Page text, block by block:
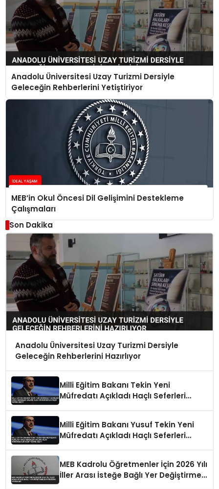
Anadolu Üniversitesi Uzay Turizmi Dersiyle
Geleceğin Rehberlerini Yetiştiriyor
MEB’in Okul Öncesi Dil Gelişimini Destekleme
Çalışmaları
Son Dakika
Anadolu Üniversitesi Uzay Turizmi Dersiyle
Geleceğin Rehberlerini Hazırlıyor
Milli Eğitim Bakanı Tekin Yeni
Müfredatı Açıkladı Haçlı Seferleri
Milli Eğitim Bakanı Yusuf Tekin Yeni
Müfredatı Açıkladı Haçlı Seferleri
MEB Kadrolu Öğretmenler İçin 2026 Yılı
İller Arası İsteğe Bağlı Yer Değiştirme